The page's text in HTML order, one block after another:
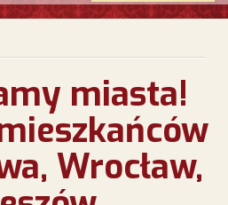
miasta!
Wrocław,